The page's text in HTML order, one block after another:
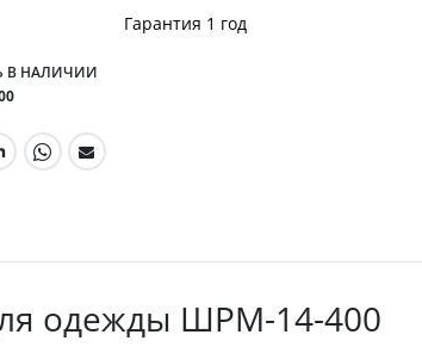
Гарантия 1 год
В НАЛИЧИИ
одежды ШРМ-14-400